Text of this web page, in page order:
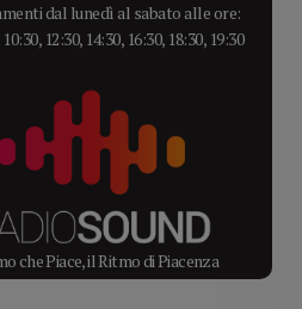
dal lunedì al sabato alle ore:
12:30, 14:30, 16:30, 18:30, 19:30
che Piace, il Ritmo di Piacenza